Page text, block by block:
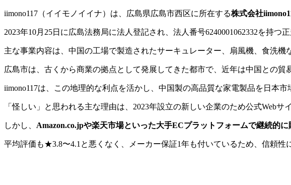
iimono117（イイモノイイナ）は、広島県広島市西区に所在する株式会社
2023年10月25日に広島法務局に法人登記され、法人番号6240001062332を持つ正
主な事業内容は、中国の工場で製造されたサーキュレーター、扇風機、食洗機
広島市は、古くから商業の拠点として発展してきた都市で、近年は中国との貿
iimono117は、この地理的な利点を活かし、中国製の高品質な家電製品を日本市
「怪しい」と思われる主な理由は、2023年設立の新しい企業のため公式Web
しかし、 Amazon.co.jpや楽天市場といった大手ECプラットフォームで継続的
平均評価も★3.8〜4.1と悪くなく、メーカー保証1年も付いているため、信頼性